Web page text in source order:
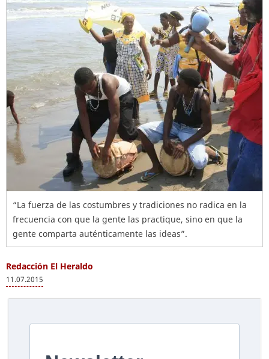
“La fuerza de las costumbres y tradiciones no radica en la
frecuencia con que la gente las practique, sino en que la
gente comparta auténticamente las ideas”.
Redacción El Heraldo
11.07.2015